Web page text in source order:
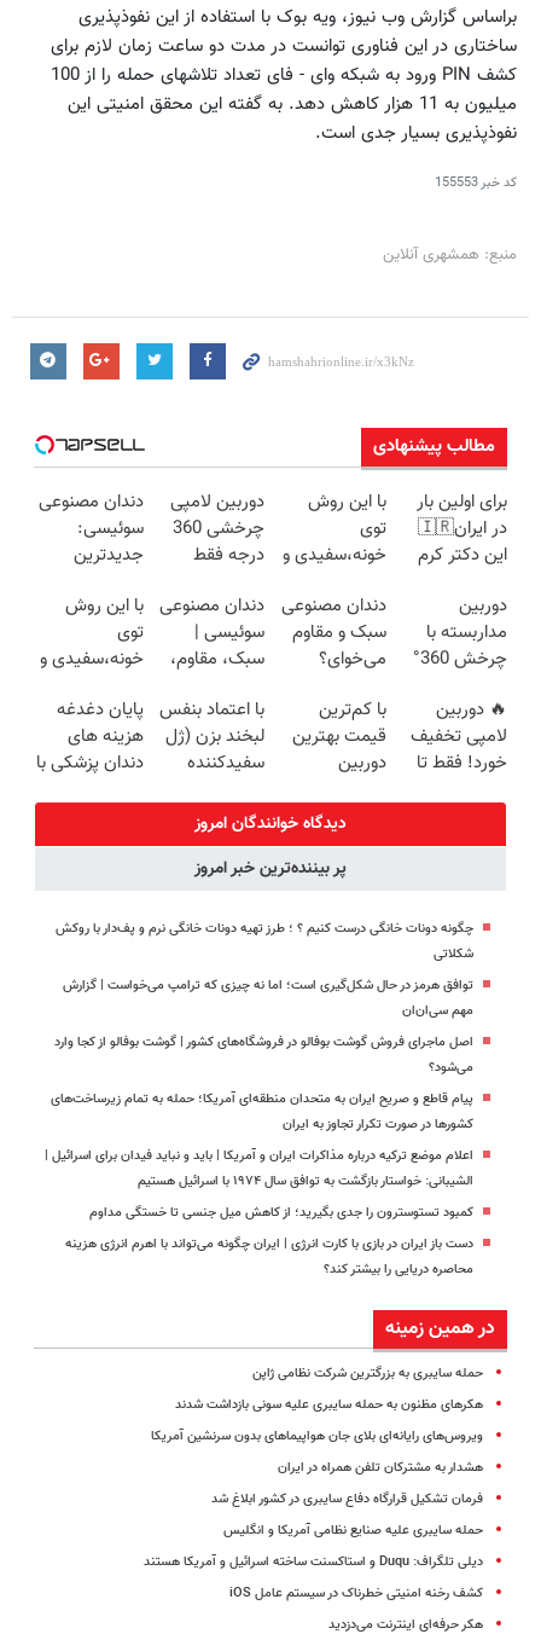
براساس گزارش وب نیوز، ویه بوک با استفاده از این نفوذپذیری
ساختاری در این فناوری توانست در مدت دو ساعت زمان لازم برای
کشف PIN ورود به شبکه وای - فای تعداد تلاشهای حمله را از 100
میلیون به 11 هزار کاهش دهد. به گفته این محقق امنیتی این
نفوذپذیری بسیار جدی است.
کد خبر155553
منبع: همشهری آنلاین
مطالب پیشنهادی
برای اولین بار
در ایران🇮🇷
این دکتر کرم
روزه ساخت!
با این روش
توی
خونه،سفیدی و
برگردون
(40%off)
دوربین لامپی
چرخشی 360
درجه فقط
🔥 پرداخت
درب منزل
دندان مصنوعی
سوئیسی:
جدیدترین
سبک و مقاوم |
پرداخت قسطی
دوربین
مداربسته با
چرخش 360°
(ضمانت
تعویض +
پرداخت درب
دندان مصنوعی
سبک و مقاوم
می‌خوای؟
اقساطی هم
داریم!😍 | 📍
تهران
دندان مصنوعی
سوئیسی |
سبک، مقاوم،
رایگان+پرداخت
اقساطی😍
با این روش
توی
خونه،سفیدی و
برگردون(40%off)
🔥 دوربین
لامپی تخفیف
خورد! فقط تا
با کم‌ترین
قیمت بهترین
دوربین
بخر❗❗❗
با اعتماد بنفس
لبخند بزن (ژل
سفیدکننده
پایان دغدغه
هزینه های
دندان پزشکی با
دیدگاه خوانندگان امروز
پر بیننده‌ترین خبر امروز
چگونه دونات خانگی درست کنیم ؟ ؛ طرز تهیه دونات خانگی نرم و پف‌دار با روکش
شکلاتی
توافق هرمز در حال شکل‌گیری است؛ اما نه چیزی که ترامپ می‌خواست | گزارش
مهم سی‌ان‌ان
اصل ماجرای فروش گوشت بوفالو در فروشگاه‌های کشور | گوشت بوفالو از کجا وارد
می‌شود؟
پیام قاطع و صریح ایران به متحدان منطقه‌ای آمریکا؛ حمله به تمام زیرساخت‌های
کشورها در صورت تکرار تجاوز به ایران
اعلام موضع ترکیه درباره مذاکرات ایران و آمریکا | باید و نباید فیدان برای اسرائیل |
الشیبانی: خواستار بازگشت به توافق سال ۱۹۷۴ با اسرائیل هستیم
کمبود تستوسترون را جدی بگیرید؛ از کاهش میل جنسی تا خستگی مداوم
دست باز ایران در بازی با کارت انرژی | ایران چگونه می‌تواند با اهرم انرژی‌ هزینه
محاصره دریایی را بیشتر کند؟
در همین زمینه
حمله سایبری به بزرگترین شرکت نظامی ژاپن
هکرهای مظنون به حمله سایبری علیه سونی بازداشت شدند
ویروس‌های رایانه‌ای بلای جان هواپیماهای بدون سرنشین آمریکا
هشدار به مشترکان تلفن همراه در ایران
فرمان تشکیل قرارگاه دفاع سایبری در کشور ابلاغ شد
حمله سایبری علیه صنایع نظامی آمریکا و انگلیس
دیلی تلگراف: Duqu و استاکسنت ساخته اسرائیل و آمریکا هستند
کشف رخنه امنیتی خطرناک در سیستم عامل iOS
هکر حرفه‌ای اینترنت می‌دزدید